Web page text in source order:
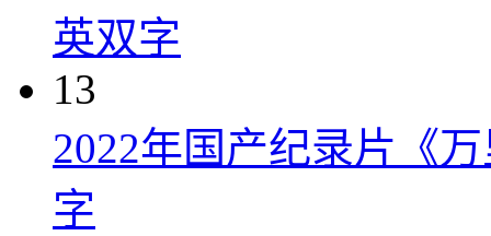
英双字
13
2022年国产纪录片《
字